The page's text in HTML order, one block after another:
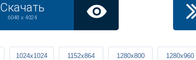
Скачать
6048 x 4024
1024x1024 1152x864 1280x800 1280x960